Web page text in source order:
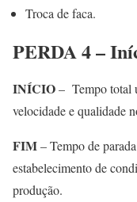
Troca de faca.
PERDA 4 –
INÍCIO– Tempo total
velocidade e qualidade
FIM– Tempo de
estabelecimento de
produção.